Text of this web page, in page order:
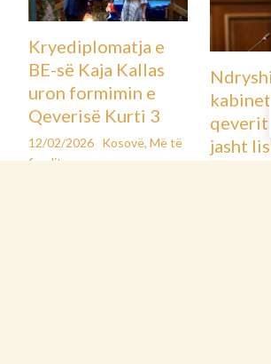
05 nentor 2025
Operacioni është zhvilluar në Vushtrri,
të Deçanit, ku gjatë kontrollit janë
ndryshme dhe pajisje të dyshimta, i
mbajtje me vendim të prokurorit…
Policia e Kosovës ka njoftuar se dje ka
të dyshuar në lidhje me rastin “Armëmbajtje